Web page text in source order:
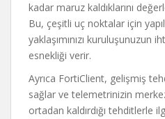
kadar maruz kaldıklarını
Bu, çeşitli uç noktalar için
yaklaşımınızı kuruluşunuzun
esnekliği verir.
Ayrıca FortiClient, gelişmiş
sağlar ve telemetrinizin
ortadan kaldırdığı tehditlerle